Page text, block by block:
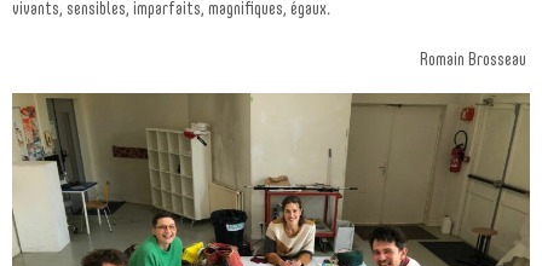
vivants, sensibles, imparfaits, magnifiques, égaux.
Romain Brosseau